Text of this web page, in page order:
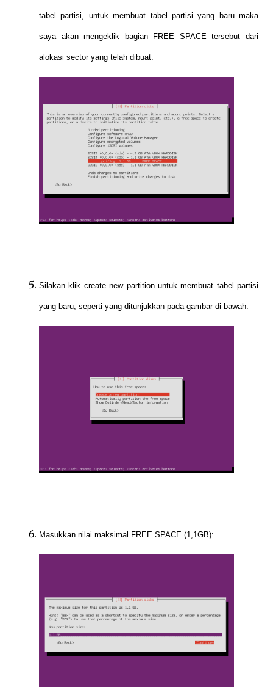
tabel partisi, untuk membuat tabel partisi yang baru maka
saya akan mengeklik bagian FREE SPACE tersebut dari
alokasi sector yang telah dibuat:
Silakan klik create new partition untuk membuat tabel partisi
yang baru, seperti yang ditunjukkan pada gambar di bawah:
Masukkan nilai maksimal FREE SPACE (1,1GB):